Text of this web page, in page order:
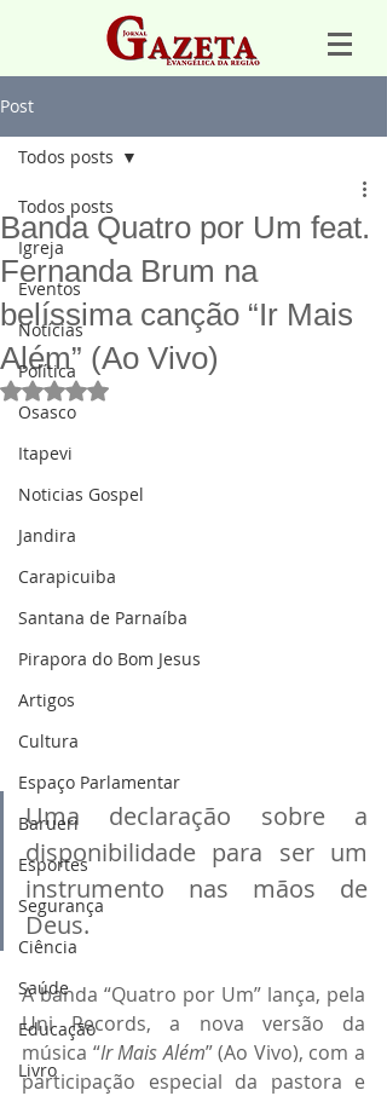
Post
Todos posts
Igreja
Eventos
Notícias
Política
Osasco
Itapevi
Noticias Gospel
Jandira
Carapicuiba
Santana de Parnaíba
Pirapora do Bom Jesus
Artigos
Cultura
Espaço Parlamentar
Barueri
Esportes
Segurança
Ciência
Saúde
Educação
Livro
Todos posts
Banda Quatro por Um feat.
Fernanda Brum na
belíssima canção “Ir Mais
Além” (Ao Vivo)
Avaliado com NaN de 5 estrelas.
Uma declaração sobre a
disponibilidade para ser um
instrumento nas mãos de
Deus.
A banda “Quatro por Um” lança, pela
Uni Records, a nova versão da
música “Ir Mais Além” (Ao Vivo), com a
participação especial da pastora e